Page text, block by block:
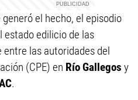
el hecho, el episodio
estado edilicio de las
las autoridades del
(CPE) en Río Gallegos y
.